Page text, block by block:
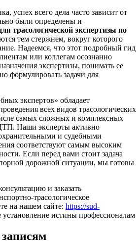
успех всего дела часто зависит от
были определены и
трасологической экспертизы по
тем стержнем, вокруг которого
Надеемся, что этот подробный гид
или коллегам осознанно
экспертизы, понимать ее
формулировать задачи для
экспертов» обладает
всех видов трасологических
самых сложных и комплексных
Наши эксперты активно
и судебными
соответствуют самым высоким
Если перед вами стоит задача
дорожной ситуации, мы готовы
и заказать
трасологическое
на нашем сайте: https://sud-
установление истины профессионалам